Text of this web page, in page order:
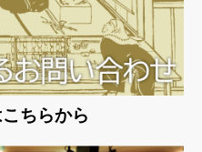
ちらから